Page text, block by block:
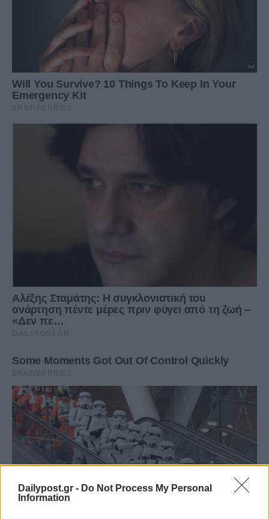
Dailypost.gr - Do Not Process My Personal
Information